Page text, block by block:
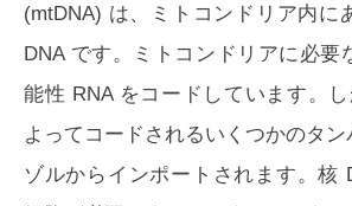
(mtDNA) は、ミトコンドリア内に
DNA です。ミトコンドリアに必要
能性 RNA をコードしています。
よってコードされるいくつかのタン
ゾルからインポートされます。核